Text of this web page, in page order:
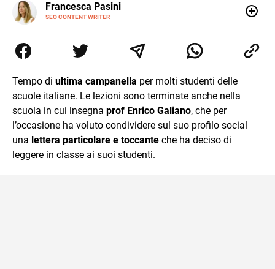
Francesca Pasini
SEO CONTENT WRITER
E-
MAIL
le diverse sfumature dell'informazione e quelle storie di
vita che parlano di luoghi, viaggi unici, cultura e lifestyle,
Tempo di ultima campanella per molti studenti delle
scuole italiane. Le lezioni sono terminate anche nella
scuola in cui insegna prof Enrico Galiano, che per
l’occasione ha voluto condividere sul suo profilo social
una lettera particolare e toccante che ha deciso di
leggere in classe ai suoi studenti.